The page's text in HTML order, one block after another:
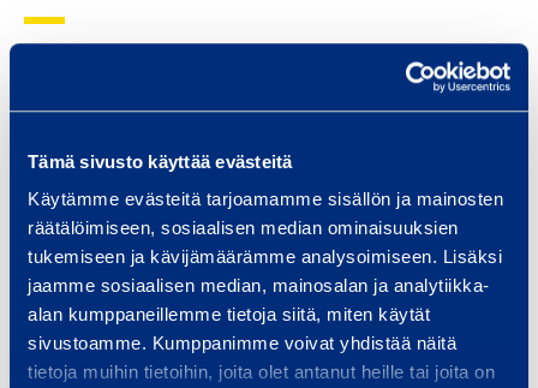
Tämä sivusto käyttää evästeitä
Käytämme evästeitä tarjoamamme sisällön ja mainosten
räätälöimiseen, sosiaalisen median ominaisuuksien
tukemiseen ja kävijämäärämme analysoimiseen. Lisäksi
jaamme sosiaalisen median, mainosalan ja analytiikka-
alan kumppaneillemme tietoja siitä, miten käytät
sivustoamme. Kumppanimme voivat yhdistää näitä
tietoja muihin tietoihin, joita olet antanut heille tai joita on
å
l
b
o
d
T
3
0
Stålbod T30'
CONTAINEX 3028NO